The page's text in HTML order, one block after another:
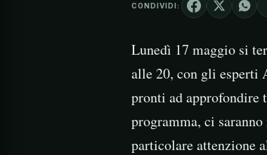
CONDIVIDI:
Lunedì 17 maggio si
alle 20, con gli esperti
pronti ad
programma, ci
particolare attenzione